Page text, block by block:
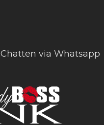
Chatten via Whatsapp